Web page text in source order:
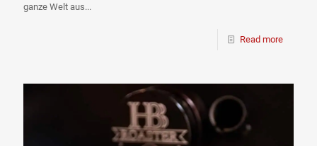
ganze Welt aus...
Read more